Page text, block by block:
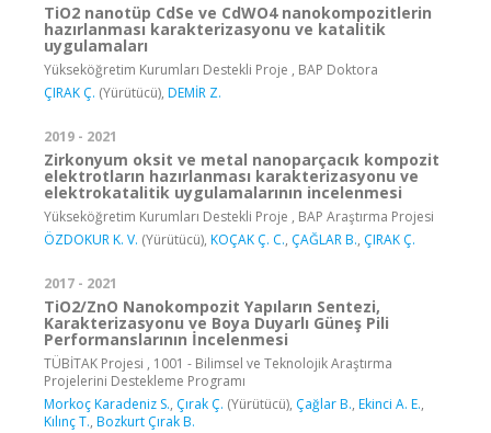
TiO2 nanotüp CdSe ve CdWO4 nanokompozitlerin
hazırlanması karakterizasyonu ve katalitik
uygulamaları
Yükseköğretim Kurumları Destekli Proje , BAP Doktora
ÇIRAK Ç. (Yürütücü), DEMİR Z.
2019 - 2021
Zirkonyum oksit ve metal nanoparçacık kompozit
elektrotların hazırlanması karakterizasyonu ve
elektrokatalitik uygulamalarının incelenmesi
Yükseköğretim Kurumları Destekli Proje , BAP Araştırma Projesi
ÖZDOKUR K. V. (Yürütücü), KOÇAK Ç. C., ÇAĞLAR B., ÇIRAK Ç.
2017 - 2021
TiO2/ZnO Nanokompozit Yapıların Sentezi,
Karakterizasyonu ve Boya Duyarlı Güneş Pili
Performanslarının İncelenmesi
TÜBİTAK Projesi , 1001 - Bilimsel ve Teknolojik Araştırma
Projelerini Destekleme Programı
Morkoç Karadeniz S., Çırak Ç. (Yürütücü), Çağlar B., Ekinci A. E.,
Kılınç T., Bozkurt Çırak B.